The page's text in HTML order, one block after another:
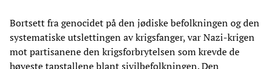
Bortsett fra genocidet på den jødiske befolkningen og den
systematiske utslettingen av krigsfanger, var Nazi-krigen
mot partisanene den krigsforbrytelsen som krevde de
høyeste tapstallene blant sivilbefolkningen. Den